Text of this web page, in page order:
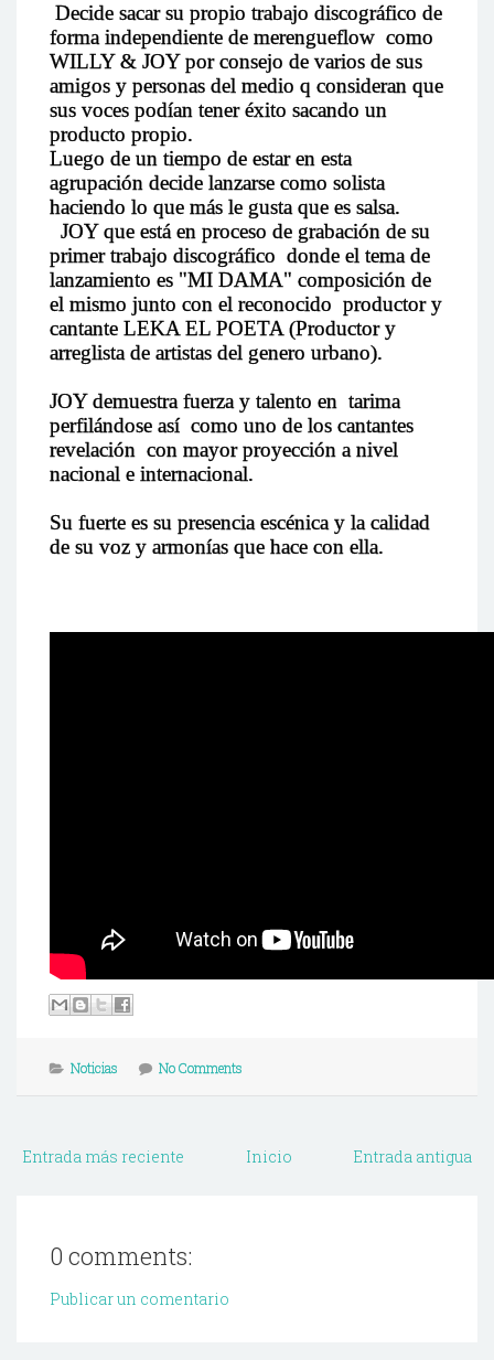
Decide sacar su propio trabajo discográfico de
forma independiente de merengueflow como
WILLY & JOY por consejo de varios de sus
amigos y personas del medio q consideran que
sus voces podían tener éxito sacando un
producto propio.
Luego de un tiempo de estar en esta
agrupación decide lanzarse como solista
haciendo lo que más le gusta que es salsa.
JOY que está en proceso de grabación de su
primer trabajo discográfico donde el tema de
lanzamiento es "MI DAMA" composición de
el mismo junto con el reconocido productor y
cantante LEKA EL POETA (Productor y
arreglista de artistas del genero urbano).
JOY demuestra fuerza y talento en tarima
perfilándose así como uno de los cantantes
revelación con mayor proyección a nivel
nacional e internacional.
Su fuerte es su presencia escénica y la calidad
de su voz y armonías que hace con ella.
Noticias No Comments
Entrada más reciente Entrada antigua
Inicio
0 comments:
Publicar un comentario